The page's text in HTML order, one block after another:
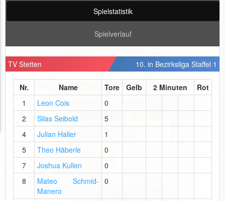
Spielstatistik
Spielverlauf
TV Stetten 10. in Bezirksliga Staffel 1
Nr. Name Tore Gelb 2 Minuten
Rot
1
Leon Cois
0
2
Silas Seibold
5
4
Julian Haller
1
5
Theo Häberle
0
7
Joshua Kullen
0
8
Mateo Schmid-
Manero
0